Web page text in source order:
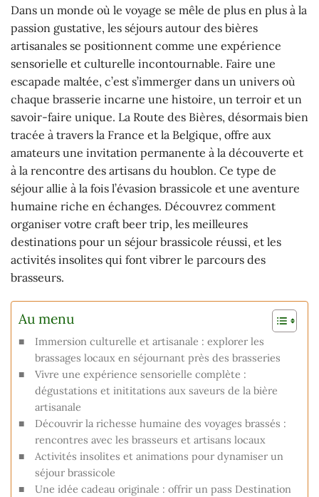
Dans un monde où le voyage se mêle de plus en plus à la
passion gustative, les séjours autour des bières
artisanales se positionnent comme une expérience
sensorielle et culturelle incontournable. Faire une
escapade maltée, c’est s’immerger dans un univers où
chaque brasserie incarne une histoire, un terroir et un
savoir-faire unique. La Route des Bières, désormais bien
tracée à travers la France et la Belgique, offre aux
amateurs une invitation permanente à la découverte et
à la rencontre des artisans du houblon. Ce type de
séjour allie à la fois l’évasion brassicole et une aventure
humaine riche en échanges. Découvrez comment
organiser votre craft beer trip, les meilleures
destinations pour un séjour brassicole réussi, et les
activités insolites qui font vibrer le parcours des
brasseurs.
Au menu
Immersion culturelle et artisanale : explorer les
brassages locaux en séjournant près des brasseries
Vivre une expérience sensorielle complète :
dégustations et inititations aux saveurs de la bière
artisanale
Découvrir la richesse humaine des voyages brassés :
rencontres avec les brasseurs et artisans locaux
Activités insolites et animations pour dynamiser un
séjour brassicole
Une idée cadeau originale : offrir un pass Destination